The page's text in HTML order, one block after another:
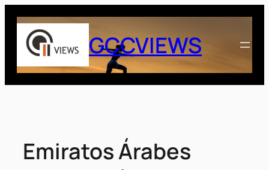
Saltar
contenido
GCCVIEWS
Emiratos Árabes